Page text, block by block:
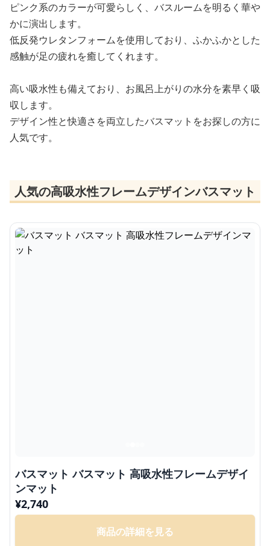
ピンク系のカラーが可愛らしく、バスルームを明るく華や
かに演出します。
低反発ウレタンフォームを使用しており、ふかふかとした
感触が足の疲れを癒してくれます。
高い吸水性も備えており、お風呂上がりの水分を素早く吸
収します。
デザイン性と快適さを両立したバスマットをお探しの方に
人気です。
人気の高吸水性フレームデザインバスマット
バスマット バスマット 高吸水性フレームデザイ
ンマット
¥2,740
商品の詳細を見る